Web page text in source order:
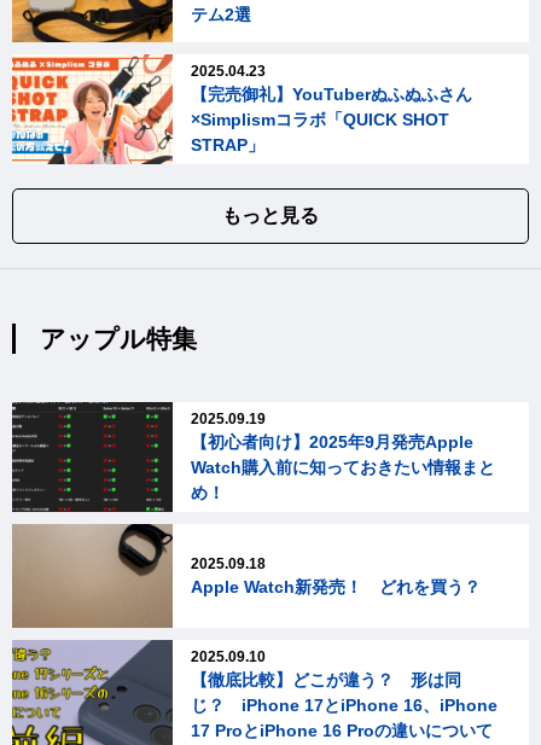
テム2選
2025.04.23
【完売御礼】YouTuberぬふぬふさん
×Simplismコラボ「QUICK SHOT
STRAP」
もっと見る
アップル特集
2025.09.19
【初心者向け】2025年9月発売Apple
Watch購入前に知っておきたい情報まと
め！
2025.09.18
Apple Watch新発売！ どれを買う？
2025.09.10
【徹底比較】どこが違う？ 形は同
じ？ iPhone 17とiPhone 16、iPhone
17 ProとiPhone 16 Proの違いについて